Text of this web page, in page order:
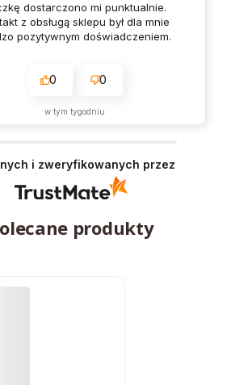
dostarczono mi punktualnie.
z obsługą sklepu był dla mnie
pozytywnym doświadczeniem.
0 0
w tym tygodniu
i zweryfikowanych przez
produkty